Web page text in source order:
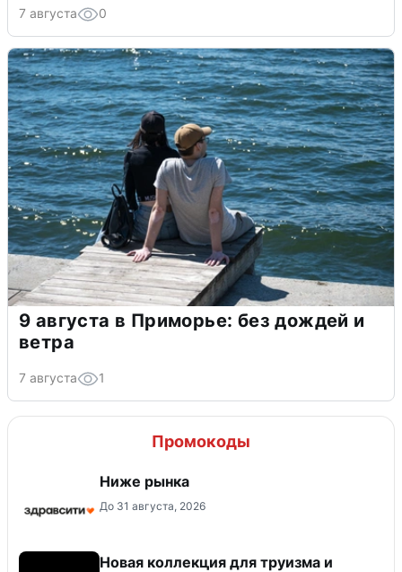
7 августа 0
9 августа в Приморье: без дождей и
ветра
7 августа 1
Промокоды
Ниже рынка
До 31 августа, 2026
Новая коллекция для труизма и